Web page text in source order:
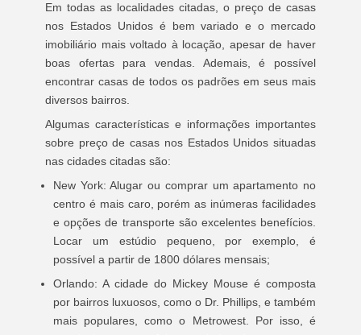
Em todas as localidades citadas, o preço de casas
nos Estados Unidos é bem variado e o mercado
imobiliário mais voltado à locação, apesar de haver
boas ofertas para vendas. Ademais, é possível
encontrar casas de todos os padrões em seus mais
diversos bairros.
Algumas características e informações importantes
sobre preço de casas nos Estados Unidos situadas
nas cidades citadas são:
New York: Alugar ou comprar um apartamento no
centro é mais caro, porém as inúmeras facilidades
e opções de transporte são excelentes benefícios.
Locar um estúdio pequeno, por exemplo, é
possível a partir de 1800 dólares mensais;
Orlando: A cidade do Mickey Mouse é composta
por bairros luxuosos, como o Dr. Phillips, e também
mais populares, como o Metrowest. Por isso, é